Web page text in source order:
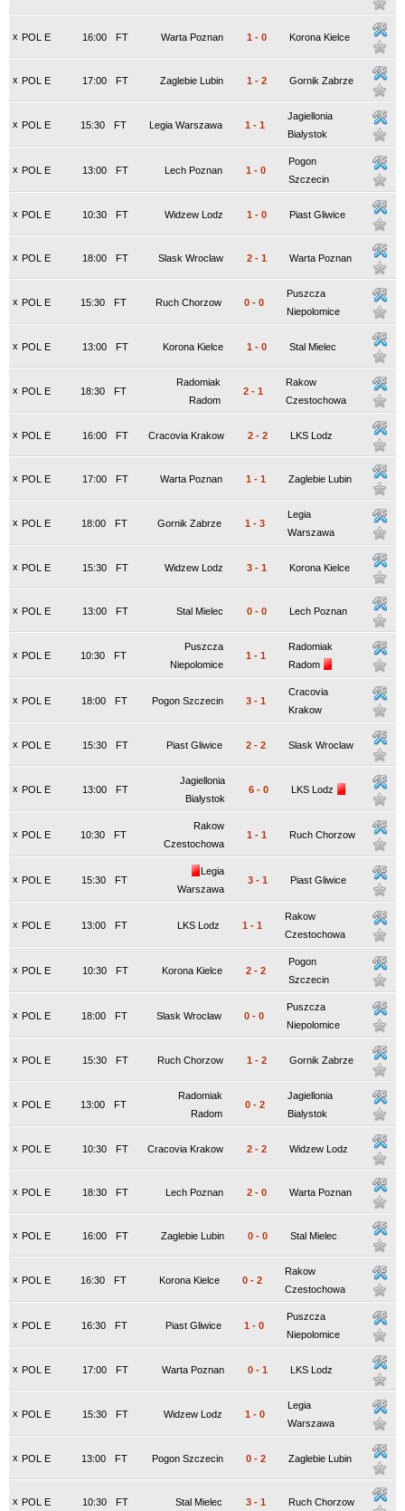
x POL E FT
16:00 Warta Poznan 1 - 0 Korona Kielce
x POL E FT
17:00 Zaglebie Lubin 1 - 2 Gornik Zabrze
x POL E FT
15:30 Legia Warszawa 1 - 1
Jagiellonia
Bialystok
x POL E FT
13:00 Lech Poznan 1 - 0
Pogon
Szczecin
x POL E FT
10:30 Widzew Lodz 1 - 0 Piast Gliwice
x POL E FT
18:00 Slask Wroclaw 2 - 1 Warta Poznan
x POL E FT
15:30 Ruch Chorzow 0 - 0
Puszcza
Niepolomice
x POL E FT
13:00 Korona Kielce 1 - 0 Stal Mielec
x POL E FT
18:30
Radomiak
Radom
2 - 1
Rakow
Czestochowa
x POL E FT
16:00 Cracovia Krakow 2 - 2 LKS Lodz
x POL E FT
17:00 Warta Poznan 1 - 1 Zaglebie Lubin
x POL E FT
18:00 Gornik Zabrze 1 - 3
Legia
Warszawa
x POL E FT
15:30 Widzew Lodz 3 - 1 Korona Kielce
x POL E FT
13:00 Stal Mielec 0 - 0 Lech Poznan
x POL E FT
10:30
Puszcza
Niepolomice
1 - 1
Radomiak
Radom
x POL E FT
18:00 Pogon Szczecin 3 - 1
Cracovia
Krakow
x POL E FT
15:30 Piast Gliwice 2 - 2 Slask Wroclaw
x POL E FT
13:00
Jagiellonia
Bialystok
6 - 0 LKS Lodz
x POL E FT
10:30
Rakow
Czestochowa
1 - 1 Ruch Chorzow
x POL E FT
15:30
Legia
Warszawa
3 - 1 Piast Gliwice
x POL E FT
13:00 LKS Lodz 1 - 1
Rakow
Czestochowa
x POL E FT
10:30 Korona Kielce 2 - 2
Pogon
Szczecin
x POL E FT
18:00 Slask Wroclaw 0 - 0
Puszcza
Niepolomice
x POL E FT
15:30 Ruch Chorzow 1 - 2 Gornik Zabrze
x POL E FT
13:00
Radomiak
Radom
0 - 2
Jagiellonia
Bialystok
x POL E FT
10:30 Cracovia Krakow 2 - 2 Widzew Lodz
x POL E FT
18:30 Lech Poznan 2 - 0 Warta Poznan
x POL E FT
16:00 Zaglebie Lubin 0 - 0 Stal Mielec
x POL E FT
16:30 Korona Kielce 0 - 2
Rakow
Czestochowa
x POL E FT
16:30 Piast Gliwice 1 - 0
Puszcza
Niepolomice
x POL E FT
17:00 Warta Poznan 0 - 1 LKS Lodz
x POL E FT
15:30 Widzew Lodz 1 - 0
Legia
Warszawa
x POL E FT
13:00 Pogon Szczecin 0 - 2 Zaglebie Lubin
x POL E FT
10:30 Stal Mielec 3 - 1 Ruch Chorzow